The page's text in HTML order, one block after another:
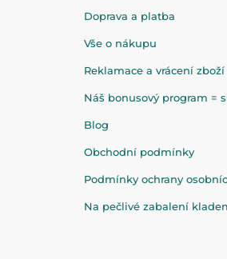
Doprava a platba
Vše o nákupu
Reklamace a vrácení zboží
Náš bonusový program =
Blog
Obchodní podmínky
Podmínky ochrany
Na pečlivé zabalení